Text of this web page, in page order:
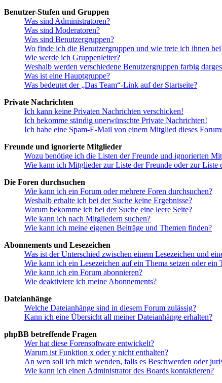
Benutzer-Stufen und Gruppen
Was sind Administratoren?
Was sind Moderatoren?
Was sind Benutzergruppen?
Wo finde ich die Benutzergruppen und wie trete ich ihnen
Wie werde ich Gruppenleiter?
Weshalb werden verschiedene Benutzergruppen farbig
Was ist eine Hauptgruppe?
Was bedeutet der „Das Team“-Link auf der Startseite?
Private Nachrichten
Ich kann keine Privaten Nachrichten verschicken!
Ich bekomme ständig unerwünschte Private Nachrichten!
Ich habe eine Spam-E-Mail von einem Mitglied dieses
Freunde und ignorierte Mitglieder
Wozu benötige ich die Listen der Freunde und ignorierten
Wie kann ich Mitglieder zur Liste der Freunde oder zur
Die Foren durchsuchen
Wie kann ich ein Forum oder mehrere Foren durchsuchen?
Weshalb erhalte ich bei der Suche keine Ergebnisse?
Warum bekomme ich bei der Suche eine leere Seite?
Wie kann ich nach Mitgliedern suchen?
Wie kann ich meine eigenen Beiträge und Themen finden?
Abonnements und Lesezeichen
Was ist der Unterschied zwischen einem Lesezeichen und
Wie kann ich ein Lesezeichen auf ein Thema setzen oder ein
Wie kann ich ein Forum abonnieren?
Wie deaktiviere ich meine Abonnements?
Dateianhänge
Welche Dateianhänge sind in diesem Forum zulässig?
Kann ich eine Übersicht all meiner Dateianhänge erhalten?
phpBB betreffende Fragen
Wer hat diese Forensoftware entwickelt?
Warum ist Funktion x oder y nicht enthalten?
An wen soll ich mich wenden, falls es Beschwerden oder
Wie kann ich einen Administrator des Boards kontaktieren?